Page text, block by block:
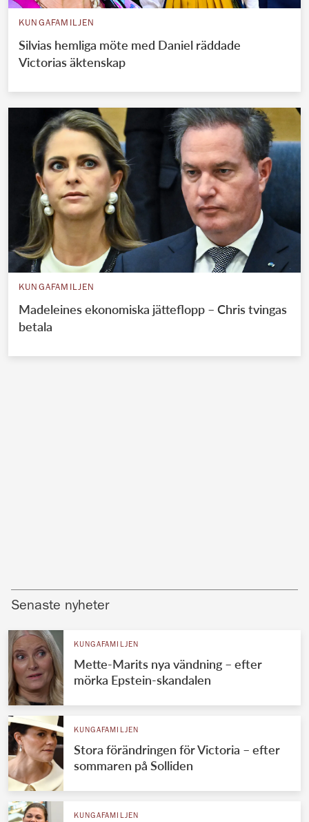
KUNGAFAMILJEN
Silvias hemliga möte med Daniel räddade
Victorias äktenskap
KUNGAFAMILJEN
Madeleines ekonomiska jätteflopp – Chris tvingas
betala
Senaste nyheter
KUNGAFAMILJEN
Mette-Marits nya vändning – efter
mörka Epstein-skandalen
KUNGAFAMILJEN
Stora förändringen för Victoria – efter
sommaren på Solliden
KUNGAFAMILJEN